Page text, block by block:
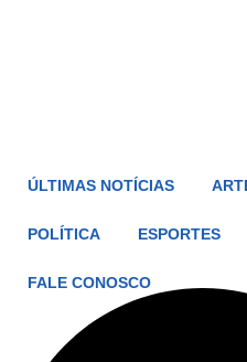
ÚLTIMAS NOTÍCIAS
POLÍTICA ESPORTES
FALE CONOSCO